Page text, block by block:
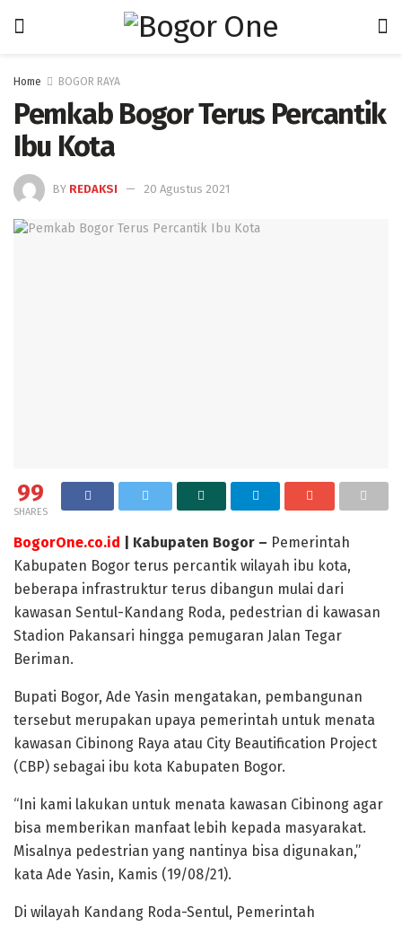
Home BOGOR RAYA
Pemkab Bogor Terus Percantik
Ibu Kota
BY REDAKSI 20 Agustus 2021
99
SHARES
BogorOne.co.id | Kabupaten Bogor – Pemerintah
Kabupaten Bogor terus percantik wilayah ibu kota,
beberapa infrastruktur terus dibangun mulai dari
kawasan Sentul-Kandang Roda, pedestrian di kawasan
Stadion Pakansari hingga pemugaran Jalan Tegar
Beriman.
Bupati Bogor, Ade Yasin mengatakan, pembangunan
tersebut merupakan upaya pemerintah untuk menata
kawasan Cibinong Raya atau City Beautification Project
(CBP) sebagai ibu kota Kabupaten Bogor.
“Ini kami lakukan untuk menata kawasan Cibinong agar
bisa memberikan manfaat lebih kepada masyarakat.
Misalnya pedestrian yang nantinya bisa digunakan,”
kata Ade Yasin, Kamis (19/08/21).
Di wilayah Kandang Roda-Sentul, Pemerintah